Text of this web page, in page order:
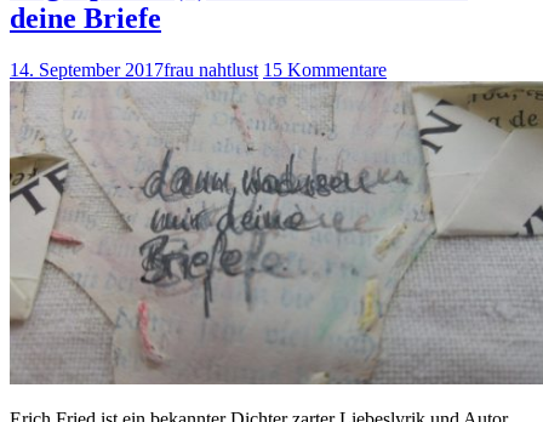
deine Briefe
14. September 2017frau nahtlust 15 Kommentare